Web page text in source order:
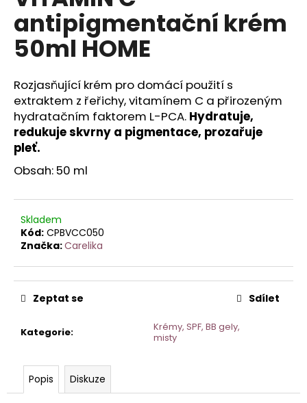
z
5
hvězdiček.
antipigmentační krém
50ml HOME
Rozjasňující krém pro domácí použití s
extraktem z řeřichy, vitamínem C a přirozeným
hydratačním faktorem L-PCA. Hydratuje,
redukuje skvrny a pigmentace, prozařuje
pleť.
Obsah: 50 ml
Skladem
Kód: CPBVCC050
Značka:Carelika
Kategorie:
Krémy, SPF, BB gely,
misty
Zeptat se Sdílet
Popis Diskuze
a
j
í
?
D
o
p
o
r
u
m